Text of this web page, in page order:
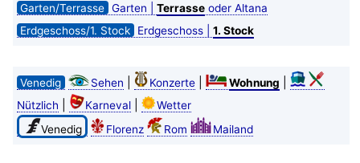
Garten/Terrasse Garten | Terrasseoder Altana
Erdgeschoss/1. Stock
Erdgeschoss | 1. Stock
Venedig Sehen Konzerte| Wohnung
Nützlich Karneval|
Wetter
Venedig
Florenz Rom Mailand